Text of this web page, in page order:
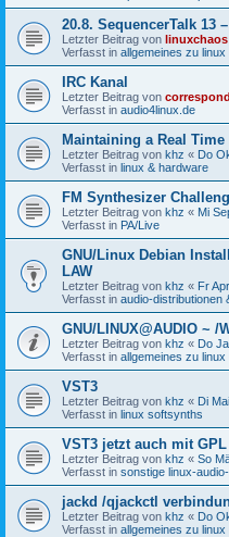
20.8. SequencerTalk 13
Letzter Beitrag von linuxchaos
Verfasst in allgemeines zu
IRC Kanal
Letzter Beitrag von
Verfasst in audio4linux.de
Maintaining a Real Time
Letzter Beitrag von khz « Do
Verfasst in linux & hardware
FM Synthesizer
Letzter Beitrag von khz « Mi
Verfasst in PA/Live
GNU/Linux Debian
LAW
Letzter Beitrag von khz « Fr
Verfasst in audio-distributionen
GNU/LINUX@AUDIO ~ /
Letzter Beitrag von khz « Do
Verfasst in allgemeines zu
VST3
Letzter Beitrag von khz « Di
Verfasst in linux softsynths
VST3 jetzt auch mit GPL
Letzter Beitrag von khz « So
Verfasst in sonstige linux-
jackd /qjackctl
Letzter Beitrag von khz « Do
Verfasst in allgemeines zu